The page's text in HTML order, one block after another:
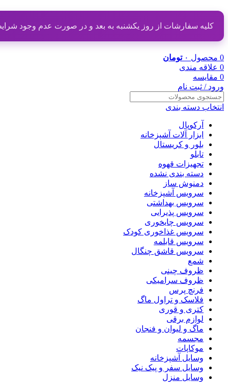
کلیه سفارشات از روز یکشنبه به بعد و در صورت عدم وجود شرایط مناسب از تاریخ ۲۰
0 محصول ۰ تومان
0 علاقه مندی
0 مقایسه
ورود / ثبت نام
انتخاب دسته بندی
آرکوپال
ابزار آلات آشپزخانه
بلور و کریستال
تابلو
تجهیزات قهوه
دسته بندی نشده
دمنوش ساز
سرویس آشپزخانه
سرویس بهداشتی
سرویس پذیرایی
سرویس چایخوری
سرویس غذاخوری کودک
سرویس قابلمه
سرویس قاشق چنگال
شمع
ظروف چینی
ظروف سرامیکی
فرنچ پرس
فلاسک و تراول ماگ
کتری و قوری
لوازم برقی
ماگ و لیوان و فنجان
مجسمه
موکاپات
وسایل آشپزخانه
وسایل سفر و پیک نیک
وسایل منزل